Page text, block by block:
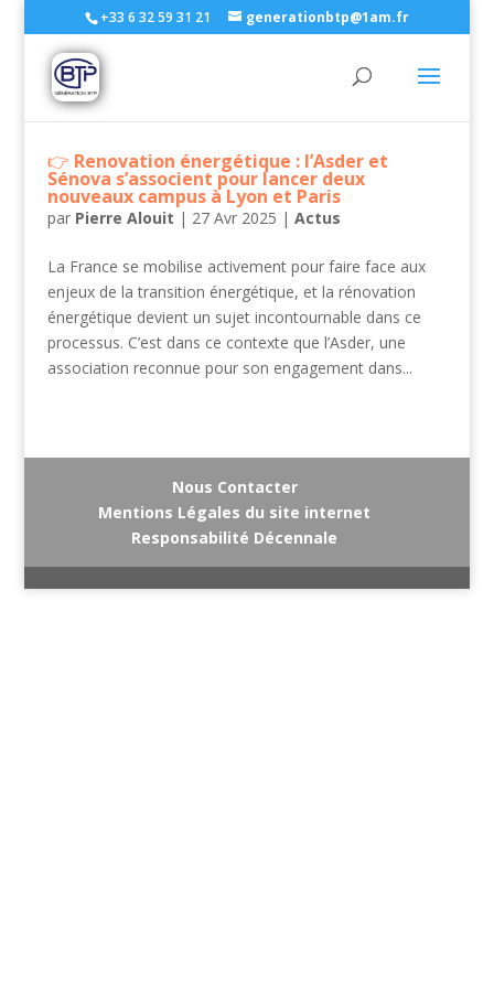
+33 6 32 59 31 21 generationbtp@1am.fr
Renovation énergétique : l’Asder et
Sénova s’associent pour lancer deux
nouveaux campus à Lyon et Paris
par Pierre Alouit | 27 Avr 2025 | Actus
La France se mobilise activement pour faire face aux
enjeux de la transition énergétique, et la rénovation
énergétique devient un sujet incontournable dans ce
processus. C’est dans ce contexte que l’Asder, une
association reconnue pour son engagement dans...
Nous Contacter
Mentions Légales du site internet
Responsabilité Décennale